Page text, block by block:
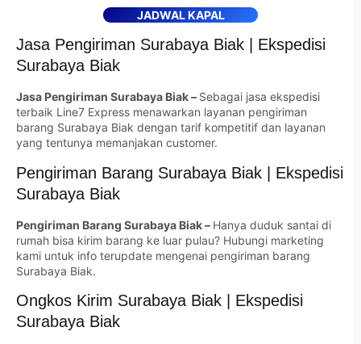
JADWAL KAPAL
Jasa Pengiriman Surabaya Biak | Ekspedisi
Surabaya Biak
Jasa Pengiriman Surabaya Biak – Sebagai jasa ekspedisi
terbaik Line7 Express menawarkan layanan pengiriman
barang Surabaya Biak dengan tarif kompetitif dan layanan
yang tentunya memanjakan customer.
Pengiriman Barang Surabaya Biak | Ekspedisi
Surabaya Biak
Pengiriman Barang Surabaya Biak – Hanya duduk santai di
rumah bisa kirim barang ke luar pulau? Hubungi marketing
kami untuk info terupdate mengenai pengiriman barang
Surabaya Biak.
Ongkos Kirim Surabaya Biak | Ekspedisi
Surabaya Biak